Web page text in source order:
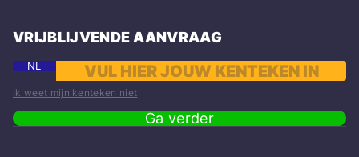
VRIJBLIJVENDE AANVRAAG
NL
Ik weet mijn kenteken niet
Ga verder